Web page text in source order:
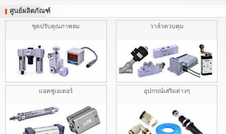
ศูนย์ผลิตภัณฑ์
ศูนย์ผลิตภัณฑ์
ชุดปรับคุณภาพลม วาล์วควบคุม
แอคชูเอเตอร์ อุปกรณ์เสริมต่างๆ